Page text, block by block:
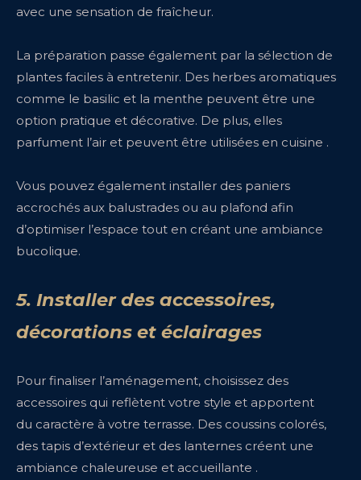
avec une sensation de fraîcheur.
La préparation passe également par la sélection de
plantes faciles à entretenir. Des herbes aromatiques
comme le basilic et la menthe peuvent être une
option pratique et décorative. De plus, elles
parfument l’air et peuvent être utilisées en cuisine .
Vous pouvez également installer des paniers
accrochés aux balustrades ou au plafond afin
d’optimiser l’espace tout en créant une ambiance
bucolique.
5. Installer des accessoires,
décorations et éclairages
Pour finaliser l’aménagement, choisissez des
accessoires qui reflètent votre style et apportent
du caractère à votre terrasse. Des coussins colorés,
des tapis d’extérieur et des lanternes créent une
ambiance chaleureuse et accueillante .